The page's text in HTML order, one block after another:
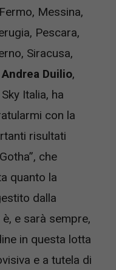
Messina,
Pescara,
Siracusa,
Andrea Duilio,
Italia, ha
con la
risultati
che
quanto la
dalla
e sarà sempre,
in questa lotta
e a tutela di